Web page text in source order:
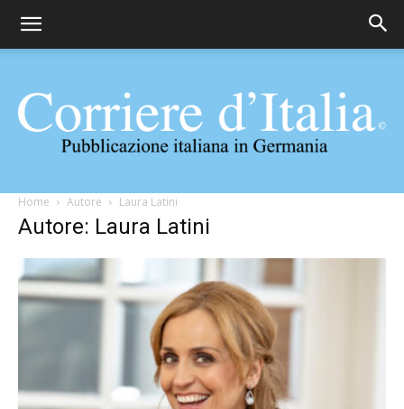
Corriere
Home Autore Laura Latini
Autore: Laura Latini